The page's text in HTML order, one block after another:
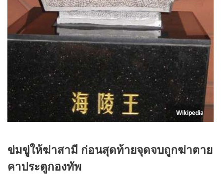
Wikipedia
ข่มขู่ให้ฆ่าสามี ก่อนสุดท้ายจุดจบถูกฆ่าตาย
คาประตูกองทัพ